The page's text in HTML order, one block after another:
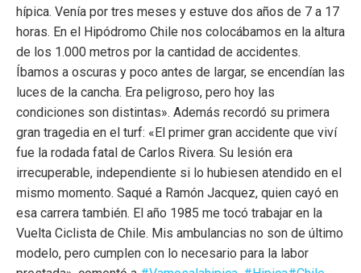
hípica. Venía por tres meses y estuve dos años de 7 a 17
horas. En el Hipódromo Chile nos colocábamos en la altura
de los 1.000 metros por la cantidad de accidentes.
Íbamos a oscuras y poco antes de largar, se encendían las
luces de la cancha. Era peligroso, pero hoy las
condiciones son distintas». Además recordó su primera
gran tragedia en el turf: «El primer gran accidente que viví
fue la rodada fatal de Carlos Rivera. Su lesión era
irrecuperable, independiente si lo hubiesen atendido en el
mismo momento. Saqué a Ramón Jacquez, quien cayó en
esa carrera también. El año 1985 me tocó trabajar en la
Vuelta Ciclista de Chile. Mis ambulancias no son de último
modelo, pero cumplen con lo necesario para la labor